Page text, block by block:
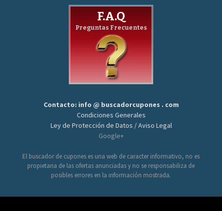
F.A.Q
Preguntas Frecuentes
Contacto: info @ buscadorcupones . com
Condiciones Generales
Ley de Protección de Datos / Aviso Legal
Google+
El buscador de cupones es una web de caracter informativo, no es
propietaria de las ofertas anunciadas y no se responsabiliza de
posibles errores en la información mostrada.